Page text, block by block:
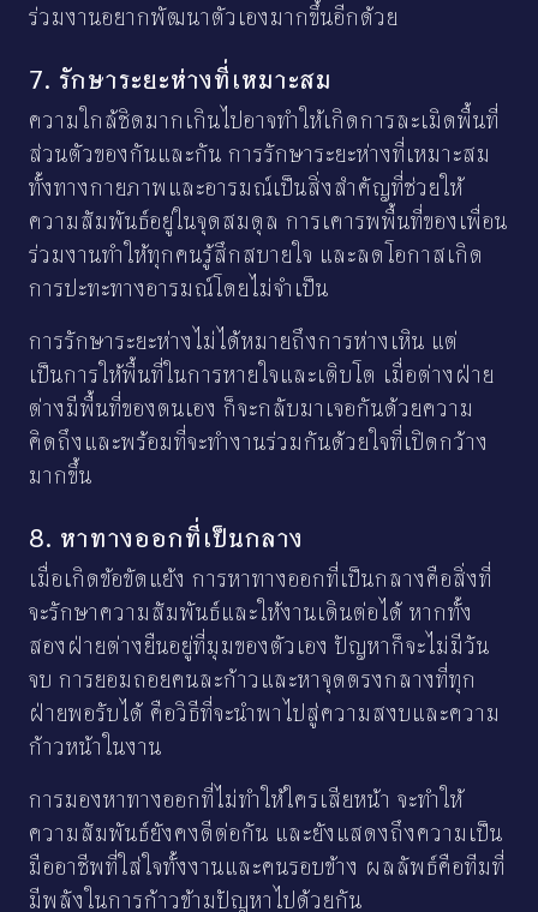
ร่วมงานอยากพัฒนาตัวเองมากขึ้นอีกด้วย
7. รักษาระยะห่างที่เหมาะสม
ความใกล้ชิดมากเกินไปอาจทำให้เกิดการละเมิดพื้นที่
ส่วนตัวของกันและกัน การรักษาระยะห่างที่เหมาะสม
ทั้งทางกายภาพและอารมณ์เป็นสิ่งสำคัญที่ช่วยให้
ความสัมพันธ์อยู่ในจุดสมดุล การเคารพพื้นที่ของเพื่อน
ร่วมงานทำให้ทุกคนรู้สึกสบายใจ และลดโอกาสเกิด
การปะทะทางอารมณ์โดยไม่จำเป็น
การรักษาระยะห่างไม่ได้หมายถึงการห่างเหิน แต่
เป็นการให้พื้นที่ในการหายใจและเติบโต เมื่อต่างฝ่าย
ต่างมีพื้นที่ของตนเอง ก็จะกลับมาเจอกันด้วยความ
คิดถึงและพร้อมที่จะทำงานร่วมกันด้วยใจที่เปิดกว้าง
มากขึ้น
8. หาทางออกที่เป็นกลาง
เมื่อเกิดข้อขัดแย้ง การหาทางออกที่เป็นกลางคือสิ่งที่
จะรักษาความสัมพันธ์และให้งานเดินต่อได้ หากทั้ง
สองฝ่ายต่างยืนอยู่ที่มุมของตัวเอง ปัญหาก็จะไม่มีวัน
จบ การยอมถอยคนละก้าวและหาจุดตรงกลางที่ทุก
ฝ่ายพอรับได้ คือวิธีที่จะนำพาไปสู่ความสงบและความ
ก้าวหน้าในงาน
การมองหาทางออกที่ไม่ทำให้ใครเสียหน้า จะทำให้
ความสัมพันธ์ยังคงดีต่อกัน และยังแสดงถึงความเป็น
มืออาชีพที่ใส่ใจทั้งงานและคนรอบข้าง ผลลัพธ์คือทีมที่
มีพลังในการก้าวข้ามปัญหาไปด้วยกัน